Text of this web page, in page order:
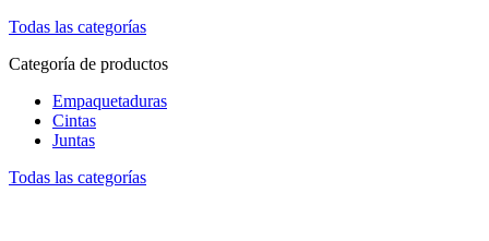
Todas las categorías
Categoría de productos
Empaquetaduras
Cintas
Juntas
Todas las categorías